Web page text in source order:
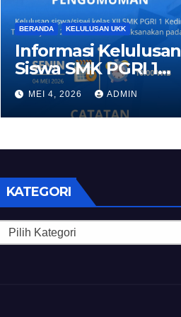
BERANDA KELULUSAN UKK
Informasi Kelulusan
Siswa SMK PGRI 1
Kediri 2026
MEI 4, 2026 ADMIN
KATEGORI
Kategori